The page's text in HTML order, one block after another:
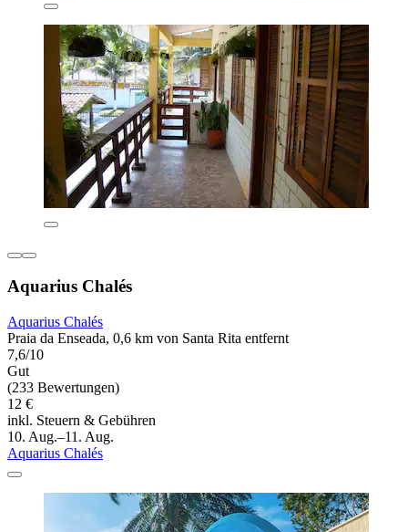
Aquarius Chalés
Aquarius Chalés
Praia da Enseada, 0,6 km von Santa Rita entfernt
7,6/10
Gut
(233 Bewertungen)
12 €
inkl. Steuern & Gebühren
10. Aug.–11. Aug.
Aquarius Chalés